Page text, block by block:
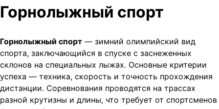
Горнолыжный спорт
Горнолыжный спорт — зимний олимпийский вид
спорта, заключающийся в спуске с заснеженных
склонов на специальных лыжах. Основные критерии
успеха — техника, скорость и точность прохождения
дистанции. Соревнования проводятся на трассах
разной крутизны и длины, что требует от спортсменов